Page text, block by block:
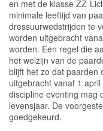
en met de klasse ZZ-
minimale leeftijd van
dressuurwedstrijden te
worden uitgebracht
worden. Een regel die
het welzijn van de
blijft het zo dat paarden
uitgebracht vanaf 1
discipline eventing mag
levensjaar. De
goedgekeurd.